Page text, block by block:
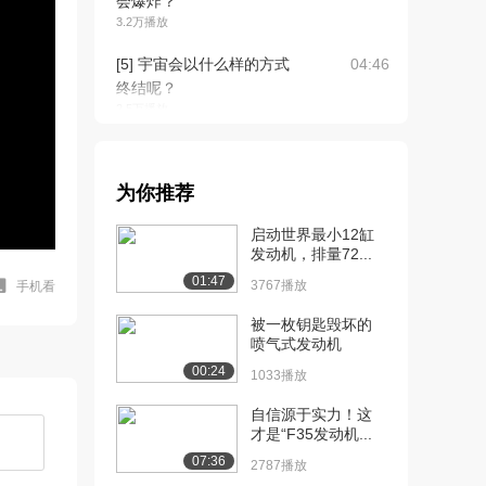
手机看
3.2万播放
[5] 宇宙会以什么样的方式
终结呢？
04:46
的科学
件为何如此危险...
[9] 关于5G你需要知道什
么？
[10] 为什么超级爆震能摧
为你推荐
01:47
启动世界最小12缸
发动机，排量72...
3767播放
00:24
被一枚钥匙毁坏的
喷气式发动机
1033播放
07:36
自信源于实力！这
才是“F35发动机...
2787播放